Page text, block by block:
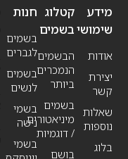
מידע
שימושי
אודות
יצירת
קשר
שאלות
נוספות
בלוג
חנות
בשמים
לגברים
בשמים
לנשים
בשמי
נישה
בשמי
קטלוג
בשמים
הבשמים
הנמכרים
ביותר
בשמים
מיניאטורים
/ דוגמיות
בושם